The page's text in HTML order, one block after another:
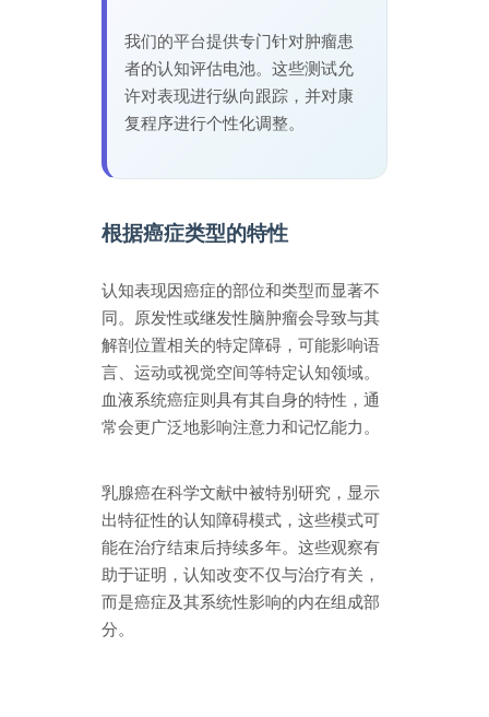
我们的平台提供专门针对肿瘤患
者的认知评估电池。这些测试允
许对表现进行纵向跟踪，并对康
复程序进行个性化调整。
根据癌症类型的特性
认知表现因癌症的部位和类型而显著不
同。原发性或继发性脑肿瘤会导致与其
解剖位置相关的特定障碍，可能影响语
言、运动或视觉空间等特定认知领域。
血液系统癌症则具有其自身的特性，通
常会更广泛地影响注意力和记忆能力。
乳腺癌在科学文献中被特别研究，显示
出特征性的认知障碍模式，这些模式可
能在治疗结束后持续多年。这些观察有
助于证明，认知改变不仅与治疗有关，
而是癌症及其系统性影响的内在组成部
分。